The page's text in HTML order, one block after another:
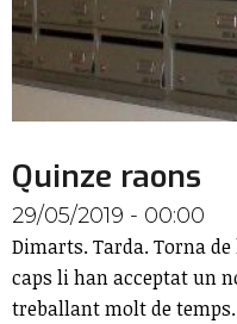
Quinze raons
29/05/2019 - 00:00
Dimarts. Tarda. Torna
caps li han acceptat un
treballant molt de